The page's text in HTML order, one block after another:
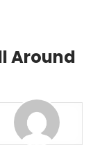
Around